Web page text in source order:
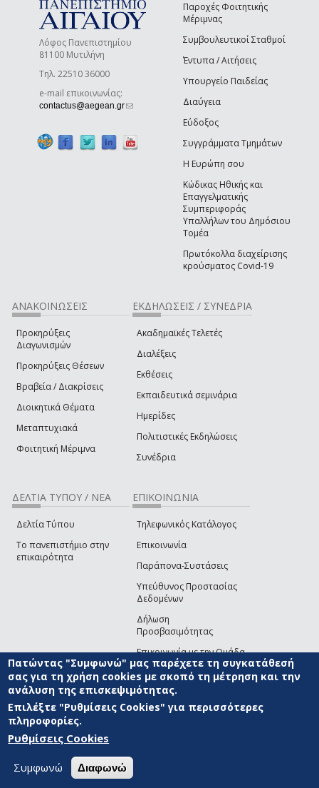
Λόφος Πανεπιστημίου
81100 Μυτιλήνη
Τηλ. 22510 36000
e-mail επικοινωνίας:
contactus@aegean.gr(link sends e-mail)
Παροχές Φοιτητικής
Μέριμνας
Συμβουλευτικοί Σταθμοί
Έντυπα / Αιτήσεις
Υπουργείο Παιδείας
Διαύγεια
Εύδοξος
Συγγράμματα Τμημάτων
Η Ευρώπη σου
Κώδικας Ηθικής και
Επαγγελματικής
Συμπεριφοράς
Υπαλλήλων του Δημόσιου
Τομέα
Πρωτόκολλα διαχείρισης
κρούσματος Covid-19
ΑΝΑΚΟΙΝΩΣΕΙΣ
Προκηρύξεις
Διαγωνισμών
Προκηρύξεις Θέσεων
Βραβεία / Διακρίσεις
Διοικητικά Θέματα
Μεταπτυχιακά
Φοιτητική Μέριμνα
ΕΚΔΗΛΩΣΕΙΣ / ΣΥΝΕΔΡΙΑ
Ακαδημαϊκές Τελετές
Διαλέξεις
Εκθέσεις
Εκπαιδευτικά σεμινάρια
Ημερίδες
Πολιτιστικές Εκδηλώσεις
Συνέδρια
ΔΕΛΤΙΑ ΤΥΠΟΥ / ΝΕΑ
Δελτία Τύπου
Το πανεπιστήμιο στην
επικαιρότητα
ΕΠΙΚΟΙΝΩΝΙΑ
Τηλεφωνικός Κατάλογος
Επικοινωνία
Παράπονα-Συστάσεις
Υπεύθυνος Προστασίας
Δεδομένων
Δήλωση
Προσβασιμότητας
Επικοινωνία με την Ομάδα
Ανάπτυξης του site(link sends e-mail)
© ΠΑΝΕΠΙΣΤΗΜΙΟ ΑΙΓΑΙΟΥ ΟΡΟΙ ΧΡΗΣΗΣ
ΑΝΑΠΤΥΞΗΣ
Πατώντας "Συμφωνώ" μας παρέχετε τη συγκατάθεσή
σας για τη χρήση cookies με σκοπό τη μέτρηση και την
ανάλυση της επισκεψιμότητας.
Επιλέξτε "Ρυθμίσεις Cookies" για περισσότερες
πληροφορίες.
Ρυθμίσεις Cookies
Συμφωνώ Διαφωνώ